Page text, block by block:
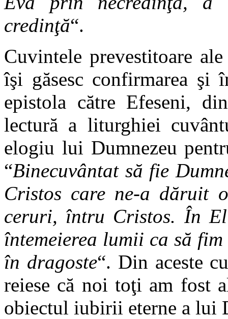
credinţă“.
Cuvintele prevestitoare
îşi găsesc confirmarea şi
epistola către Efeseni,
lectură a liturghiei
elogiu lui Dumnezeu
“Binecuvântat să fie
Cristos care ne-a dăruit
ceruri, întru Cristos. În El
întemeierea lumii ca să
în dragoste“. Din aceste
reiese că noi toţi am fost
obiectul iubirii eterne a lui